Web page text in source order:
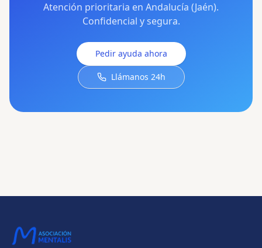
Atención prioritaria en Andalucía (Jaén).
Confidencial y segura.
Pedir ayuda ahora
Llámanos 24h